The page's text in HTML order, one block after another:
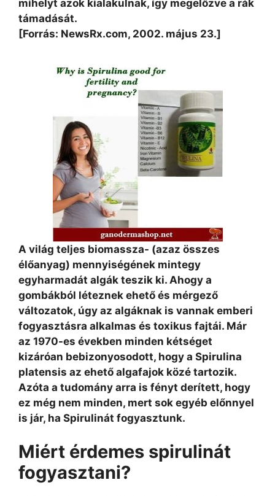
mihelyt azok kialakulnak, így megelőzve a rák
támadását.
[Forrás: NewsRx.com, 2002. május 23.]
A világ teljes biomassza- (azaz összes
élőanyag) mennyiségének mintegy
egyharmadát algák teszik ki. Ahogy a
gombákból léteznek ehető és mérgező
változatok, úgy az algáknak is vannak emberi
fogyasztásra alkalmas és toxikus fajtái. Már
az 1970-es években minden kétséget
kizáróan bebizonyosodott, hogy a Spirulina
platensis az ehető algafajok közé tartozik.
Azóta a tudomány arra is fényt derített, hogy
ez még nem minden, mert sok egyéb előnnyel
is jár, ha Spirulinát fogyasztunk.
Miért érdemes spirulinát
fogyasztani?